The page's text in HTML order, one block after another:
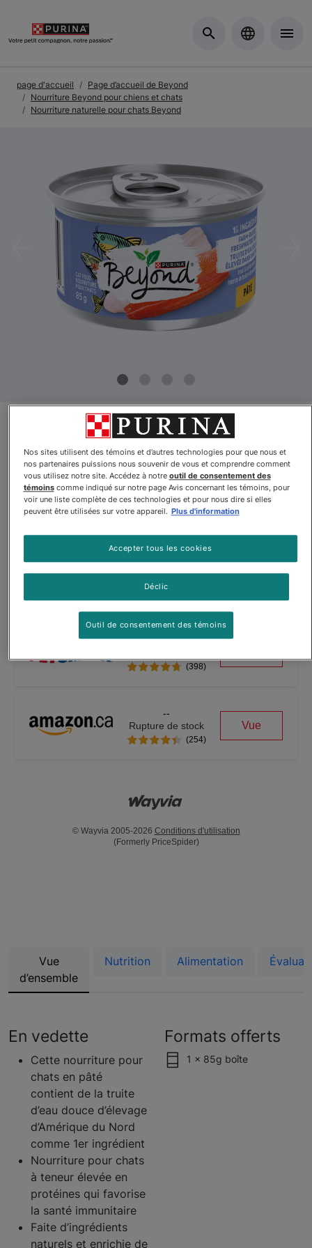
page d'accueil
Page d’accueil de Beyond
Nourriture Beyond pour chiens et chats
Nourriture naturelle pour chats Beyond
Beyondᴹᴰ Recette de Truite et
de Poisson-Chat Pâté
Nourriture pour Chats
Par
Beyondᴹᴰ Recette de Truite et de Poisson-Chat Pâté
$1.47
(398)
--
Rupture de stock
(254)
Vue
© Wayvia 2005-2026 Conditions d'utilisation
(Formerly PriceSpider)
Vue
d’ensemble
Nutrition Alimentation
En vedette
Cette nourriture pour
chats en pâté
contient de la truite
d’eau douce d’élevage
d’Amérique du Nord
comme 1er ingrédient
Nourriture pour chats
à teneur élevée en
protéines qui favorise
la santé immunitaire
Faite d’ingrédients
naturels et enrichie de
Formats offerts
1 x 85g boîte
Nos sites utilisent des témoins et d’autres technologies pour que nous et
nos partenaires puissions nous souvenir de vous et comprendre comment
vous utilisez notre site. Accédez à notre outil de consentement des
témoinscomme indiqué sur notre page Avis concernant les témoins, pour
voir une liste complète de ces technologies et pour nous dire si elles
peuvent être utilisées sur votre appareil. Plus d'information
Déclic
Accepter tous les cookies
Outil de consentement des témoins